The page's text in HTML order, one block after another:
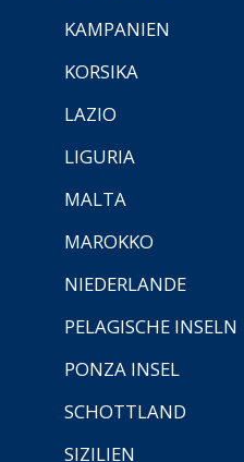
KAMPANIEN
KORSIKA
LAZIO
LIGURIA
MALTA
MAROKKO
NIEDERLANDE
PELAGISCHE INSELN
PONZA INSEL
SCHOTTLAND
SIZILIEN